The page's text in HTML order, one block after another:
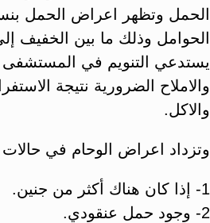
الحمل وتظهر اعراض الحمل
الحوامل وذلك ما بين الخفيف
يستدعي التنويم في المستشفى
والاملاح الضرورية نتيجة
والاكل.
وتزداد اعراض الوحام في حالات
1- إذا كان هناك أكثر من جنين.
2- وجود حمل عنقودي.